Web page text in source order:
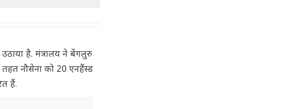
है. मंत्रालय ने बेंगलुरु
नौसेना को 20 एनहैंस्ड
हैं.